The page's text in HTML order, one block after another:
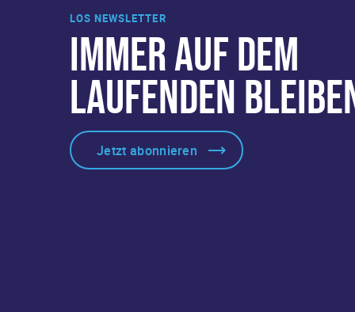
LOS NEWSLETTER
IMMER AUF DEM
LAUFENDEN
Jetzt abonnieren